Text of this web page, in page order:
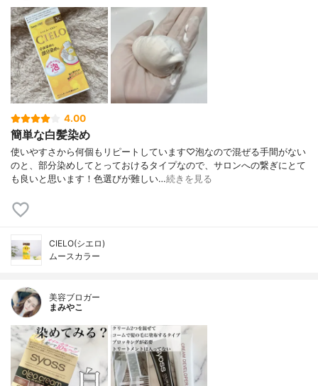
4.00
簡単な白髪染め
使いやすさから何個もリピートしています♡泡なので混ぜる手間がない
のと、部分染めしてとっておけるタイプなので、サロンへの繋ぎにとて
も良いと思います！色選びが難しい…続きを見る
CIELO(シエロ)
ムースカラー
美容ブロガー
まみやこ